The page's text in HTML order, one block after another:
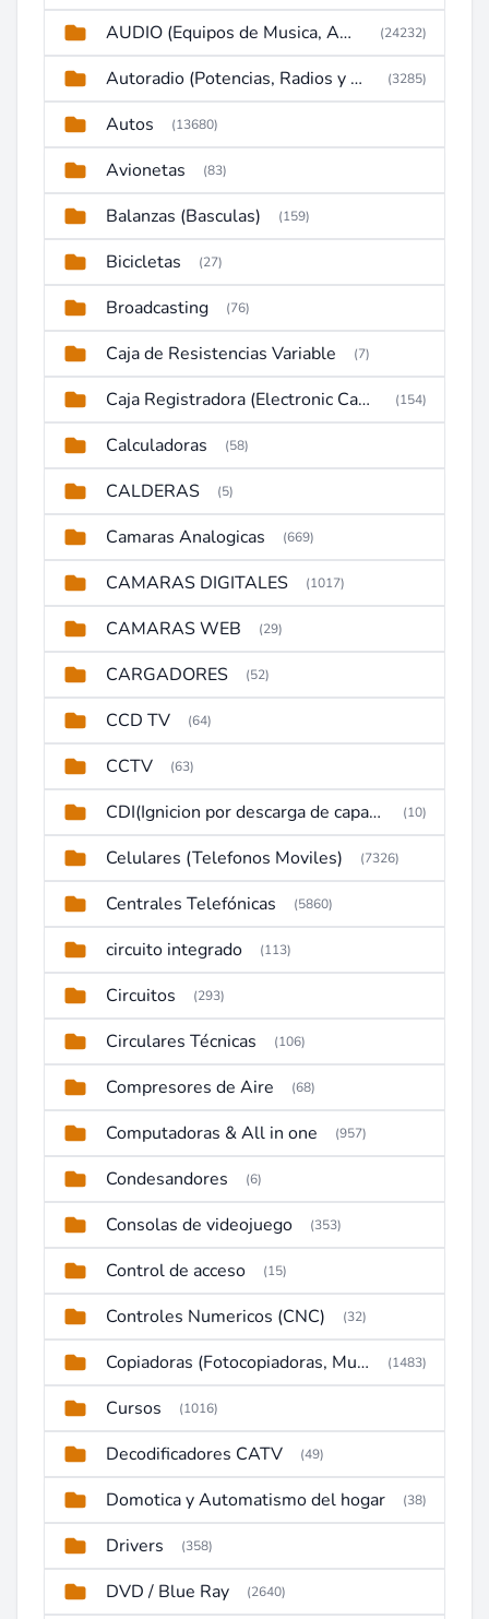
AUDIO (Equipos de Musica, Amplificadores, Reproductores, Etc) (24232)
Autoradio (Potencias, Radios y DVD) (3285)
Autos (13680)
Avionetas (83)
Balanzas (Basculas) (159)
Bicicletas (27)
Broadcasting (76)
Caja de Resistencias Variable (7)
Caja Registradora (Electronic Cash Register) (154)
Calculadoras (58)
CALDERAS (5)
Camaras Analogicas (669)
CAMARAS DIGITALES (1017)
CAMARAS WEB (29)
CARGADORES (52)
CCD TV (64)
CCTV (63)
CDI(Ignicion por descarga de capacitor) (10)
Celulares (Telefonos Moviles) (7326)
Centrales Telefónicas (5860)
circuito integrado (113)
Circuitos (293)
Circulares Técnicas (106)
Compresores de Aire (68)
Computadoras & All in one (957)
Condesandores (6)
Consolas de videojuego (353)
Control de acceso (15)
Controles Numericos (CNC) (32)
Copiadoras (Fotocopiadoras, Multifunctions, Ploter, etc) (1483)
Cursos (1016)
Decodificadores CATV (49)
Domotica y Automatismo del hogar (38)
Drivers (358)
DVD / Blue Ray (2640)